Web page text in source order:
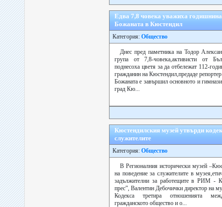
Едва 7,8 човека уважиха
Божаната в Кюстендил
Категория: Общество
Днес пред паметника на Тодор
група от 7,8-човека,активисти от
поднесоха цветя за да отбележат 112-
гражданин на Кюстендил,предаде
Божаната е завършил основното и
град Кю...
Кюстендилския музей утвърди
служителите
Категория: Общество
В Регионалния исторически музей
на поведение за служителите в
задължителни за работещите в РИМ -
прес”, Валентин Дебочички директор на
Кодекса третира отношенията
гражданското общество и о...